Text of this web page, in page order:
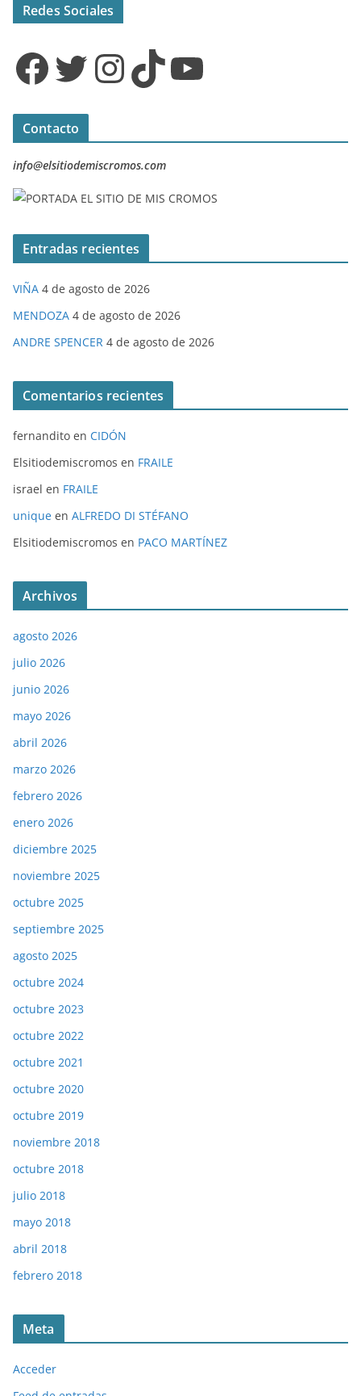
Redes Sociales
Facebook Twitter InstagramTikTok YouTube
Contacto
info@elsitiodemiscromos.com
Entradas recientes
VIÑA 4 de agosto de 2026
MENDOZA 4 de agosto de 2026
ANDRE SPENCER 4 de agosto de 2026
Comentarios recientes
fernandito en CIDÓN
Elsitiodemiscromos en FRAILE
israel en FRAILE
unique en ALFREDO DI STÉFANO
Elsitiodemiscromos en PACO MARTÍNEZ
Archivos
agosto 2026
julio 2026
junio 2026
mayo 2026
abril 2026
marzo 2026
febrero 2026
enero 2026
diciembre 2025
noviembre 2025
octubre 2025
septiembre 2025
agosto 2025
octubre 2024
octubre 2023
octubre 2022
octubre 2021
octubre 2020
octubre 2019
noviembre 2018
octubre 2018
julio 2018
mayo 2018
abril 2018
febrero 2018
Meta
Acceder